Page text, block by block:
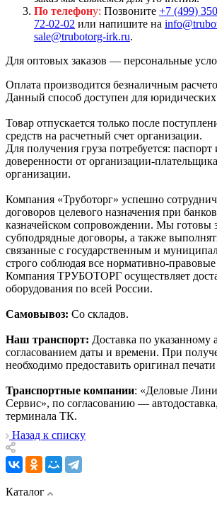
По телефону: Позвоните +7 (499)
72-02-02 или напишите на
sale@trubotorg-irk.ru.
Для оптовых заказов — персональные
Оплата производится безналичным
Данный способ доступен для
Товар отпускается только после
средств на расчетный счет организации.
Для получения груза потребуется:
доверенности от организации-
организации.
Компания «Труботорг» успешно
договоров целевого назначения при
казначейском сопровождении. Мы готовы
субподрядные договоры, а также
связанные с государственным и
строго соблюдая все нормативно-
Компания ТРУБОТОРГ осуществляет
оборудования по всей России.
Самовывоз: Со складов.
Наш транспорт: Доставка по указанному
согласованием даты и времени. При
необходимо предоставить оригинал
Транспортные компании: «Деловые
Сервис», по согласованию —
терминала ТК.
Назад к списку
Каталог